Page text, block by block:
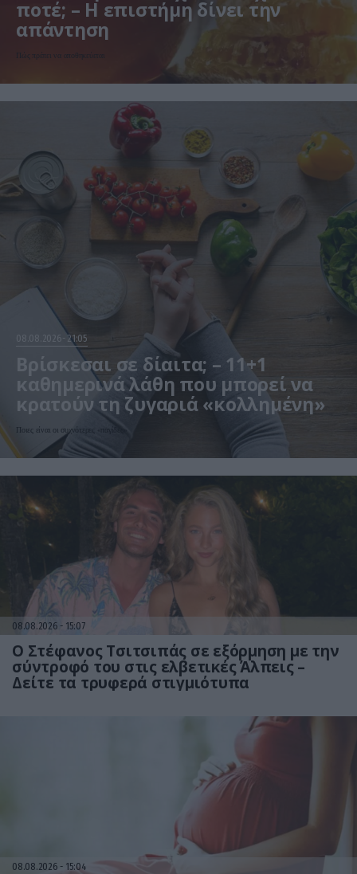
ποτέ; – Η επιστήμη δίνει την
απάντηση
Πώς πρέπει να αποθηκεύεται
08.08.2026 21:05
Βρίσκεσαι σε δίαιτα; – 11+1
καθημερινά λάθη που μπορεί να
κρατούν τη ζυγαριά «κολλημένη»
Ποιες είναι οι συχνότερες «παγίδες»
08.08.2026 15:07
Ο Στέφανος Τσιτσιπάς σε εξόρμηση με την
σύντροφό του στις ελβετικές Άλπεις –
Δείτε τα τρυφερά στιγμιότυπα
08.08.2026 15:04